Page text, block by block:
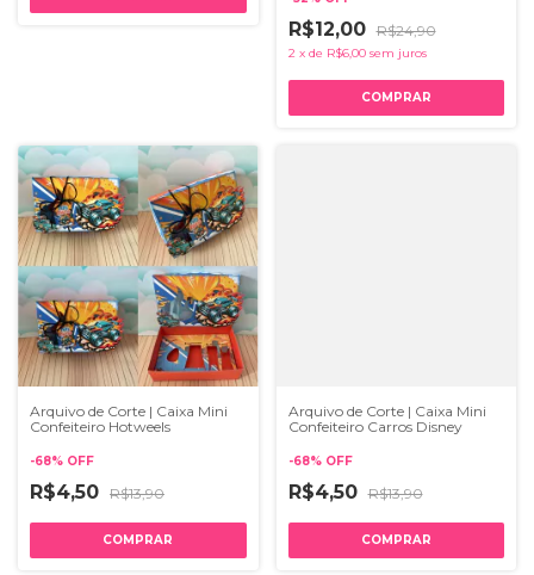
R$12,00 R$24,90
2 x de R$6,00 sem juros
Arquivo de Corte | Caixa Mini
Confeiteiro Hotweels
-68% OFF
R$4,50 R$13,90
Arquivo de Corte | Caixa Mini
Confeiteiro Carros Disney
-68% OFF
R$4,50 R$13,90